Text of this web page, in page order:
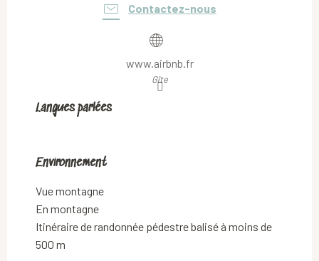
Contactez-nous
www.airbnb.fr
Gîte
Langues parlées
Langues parlées
Environnement
Environnement
Vue montagne
En montagne
Itinéraire de randonnée pédestre balisé à moins de
500 m